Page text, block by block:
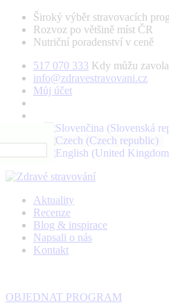
Široký výběr stravovacích
Rozvoz po většině míst ČR
Nutriční poradenství v ceně
517 070 333 Kdy můžu
info@zdravestravovani.cz
Můj účet
Aktuality
Recenze
Blog & inspirace
Napsali o nás
Kontakt
OBJEDNAT PROGRAM